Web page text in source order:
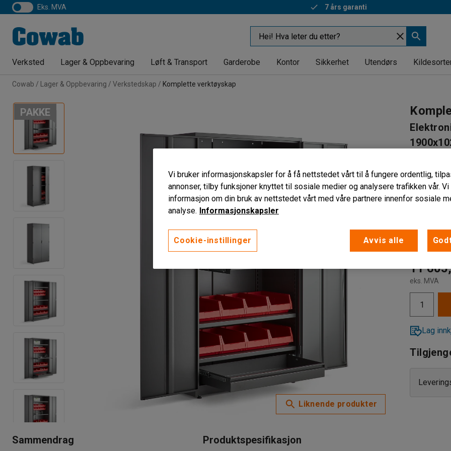
eks. MVA 7 års garanti
Verksted Lager & Oppbevaring Løft & Transport Garderobe Kontor Sikkerhet Utendørs
Cowab Lager & Oppbevaring Verkstedskap Komplette verktøyskap
PAKKE
Liknende produkter
Sammendrag Produktspesifikasjon
Solid
Låsbart
11
eks. MVA
Lag
Vi bruker informasjonskapsler for å få nettstedet vårt til å fungere ordentlig,
annonser, tilby funksjoner knyttet til sosiale medier og analysere trafikken vår.
informasjon om din bruk av nettstedet vårt med våre partnere innenfor sosiale
analyse. Informasjonskapsler
Cookie-instillinger Avvis alle